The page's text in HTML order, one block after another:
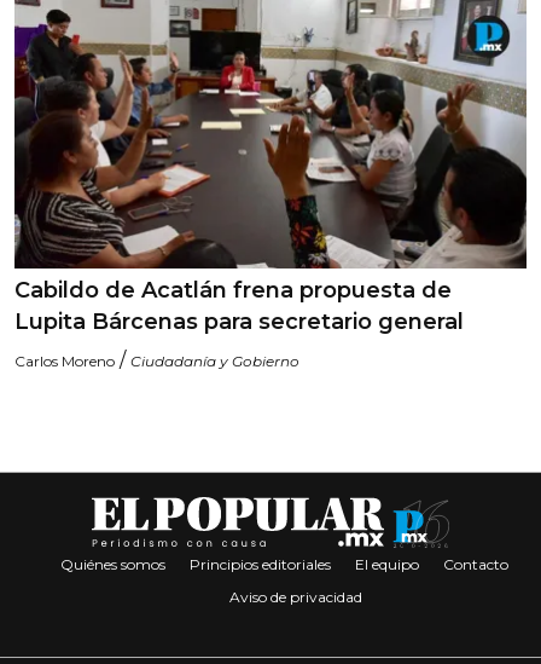
Cabildo de Acatlán frena propuesta de
Lupita Bárcenas para secretario general
Carlos Moreno / Ciudadanía y Gobierno
Quiénes somos Principios editoriales El equipo
Contacto
Aviso de privacidad